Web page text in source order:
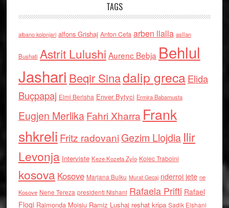
TAGS
albano kolonjari alfons Grishaj Anton Cefa arben llalla asllan
Bushati Astrit Lulushi Aurenc Bebja Behlul
Jashari Beqir Sinadalip grecaElida
Buçpapaj Elmi Berisha Enver Bytyci Ermira Babamusta
Eugjen MerlikaFahri Xharra Frank
shkreli Fritz radovaniGezim Llojdia Ilir
Levonja Interviste Keze Kozeta Zylo Kolec Traboini
kosova Kosove Marjana Bulku Murat Gecaj nderroi jete ne
Kosove Nene Tereza presidenti Nishani Rafaela Prifti Rafael
Floqi Raimonda Moisiu Ramiz Lushaj reshat kripa Sadik Elshani